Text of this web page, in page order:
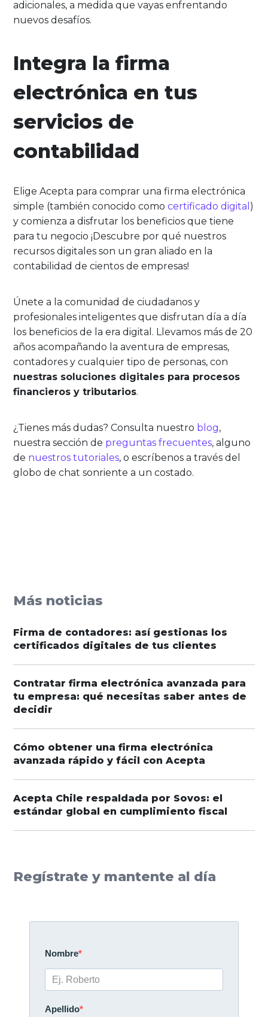
adicionales, a medida que vayas enfrentando
nuevos desafíos.
Integra la firma
electrónica en tus
servicios de
contabilidad
Elige Acepta para comprar una firma electrónica
simple (también conocido comocertificado digital )
y comienza a disfrutar los beneficios que tiene
para tu negocio ¡Descubre por qué nuestros
recursos digitales son un gran aliado en la
contabilidad de cientos de empresas!
Únete a la comunidad de ciudadanos y
profesionales inteligentes que disfrutan día a día
los beneficios de la era digital. Llevamos más de 20
años acompañando la aventura de empresas,
contadores y cualquier tipo de personas, con
nuestras soluciones digitales para procesos
financieros y tributarios.
¿Tienes más dudas? Consulta nuestro blog,
nuestra sección de preguntas frecuentes, alguno
de nuestros tutoriales, o escríbenos a través del
globo de chat sonriente a un costado.
Más noticias
Firma de contadores: así gestionas los
certificados digitales de tus clientes
Contratar firma electrónica avanzada para
tu empresa: qué necesitas saber antes de
decidir
Cómo obtener una firma electrónica
avanzada rápido y fácil con Acepta
Acepta Chile respaldada por Sovos: el
estándar global en cumplimiento fiscal
Regístrate y mantente al día
Nombre
Apellido